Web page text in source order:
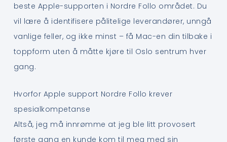
beste Apple-supporten i Nordre Follo området. Du
vil lære å identifisere pålitelige leverandører, unngå
vanlige feller, og ikke minst – få Mac-en din tilbake i
toppform uten å måtte kjøre til Oslo sentrum hver
gang.
Hvorfor Apple support Nordre Follo krever
spesialkompetanse
Altså, jeg må innrømme at jeg ble litt provosert
første gang en kunde kom til meg med sin